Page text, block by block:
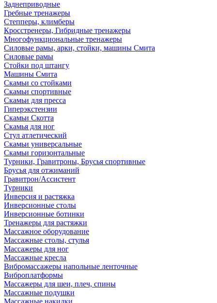
Заднеприводные
Гребные тренажеры
Степперы, климберы
Кросстренеры, Гибридные тренажеры
Многофункциональные тренажеры
Силовые рамы, арки, стойки, машины Смита
Силовые рамы
Стойки под штангу
Машины Смита
Скамьи со стойками
Скамьи спортивные
Скамьи для пресса
Гиперэкстензии
Скамьи Скотта
Скамья для ног
Стул атлетический
Скамьи универсальные
Скамьи горизонтальные
Турники, Гравитроны, Брусья спортивные
Брусья для отжиманий
Гравитрон/Ассистент
Турники
Инверсия и растяжка
Инверсионные столы
Инверсионные ботинки
Тренажеры для растяжки
Массажное оборудование
Массажные столы, стулья
Массажеры для ног
Массажные кресла
Вибромассажеры напольные ленточные
Виброплатформы
Массажеры для шеи, плеч, спины
Массажные подушки
Массажные накидки